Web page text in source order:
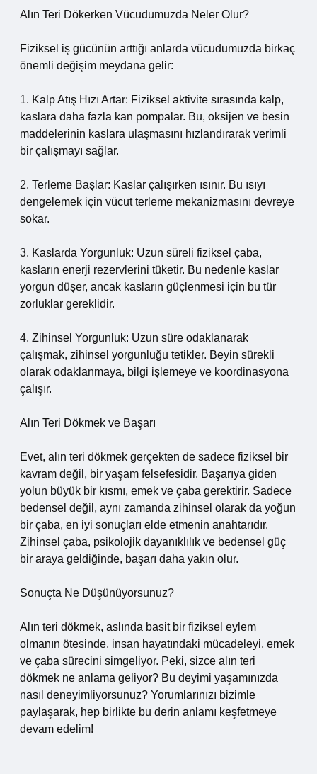
Alın Teri Dökerken Vücudumuzda Neler Olur?
Fiziksel iş gücünün arttığı anlarda vücudumuzda birkaç
önemli değişim meydana gelir:
1. Kalp Atış Hızı Artar: Fiziksel aktivite sırasında kalp,
kaslara daha fazla kan pompalar. Bu, oksijen ve besin
maddelerinin kaslara ulaşmasını hızlandırarak verimli
bir çalışmayı sağlar.
2. Terleme Başlar: Kaslar çalışırken ısınır. Bu ısıyı
dengelemek için vücut terleme mekanizmasını devreye
sokar.
3. Kaslarda Yorgunluk: Uzun süreli fiziksel çaba,
kasların enerji rezervlerini tüketir. Bu nedenle kaslar
yorgun düşer, ancak kasların güçlenmesi için bu tür
zorluklar gereklidir.
4. Zihinsel Yorgunluk: Uzun süre odaklanarak
çalışmak, zihinsel yorgunluğu tetikler. Beyin sürekli
olarak odaklanmaya, bilgi işlemeye ve koordinasyona
çalışır.
Alın Teri Dökmek ve Başarı
Evet, alın teri dökmek gerçekten de sadece fiziksel bir
kavram değil, bir yaşam felsefesidir. Başarıya giden
yolun büyük bir kısmı, emek ve çaba gerektirir. Sadece
bedensel değil, aynı zamanda zihinsel olarak da yoğun
bir çaba, en iyi sonuçları elde etmenin anahtarıdır.
Zihinsel çaba, psikolojik dayanıklılık ve bedensel güç
bir araya geldiğinde, başarı daha yakın olur.
Sonuçta Ne Düşünüyorsunuz?
Alın teri dökmek, aslında basit bir fiziksel eylem
olmanın ötesinde, insan hayatındaki mücadeleyi, emek
ve çaba sürecini simgeliyor. Peki, sizce alın teri
dökmek ne anlama geliyor? Bu deyimi yaşamınızda
nasıl deneyimliyorsunuz? Yorumlarınızı bizimle
paylaşarak, hep birlikte bu derin anlamı keşfetmeye
devam edelim!